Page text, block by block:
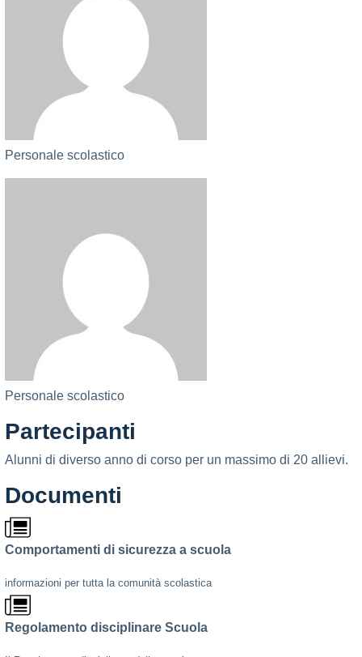
Personale scolastico
Personale scolastico
Partecipanti
Alunni di diverso anno di corso per un massimo di 20 allievi.
Documenti
Comportamenti di sicurezza a scuola
informazioni per tutta la comunità scolastica
Regolamento disciplinare Scuola